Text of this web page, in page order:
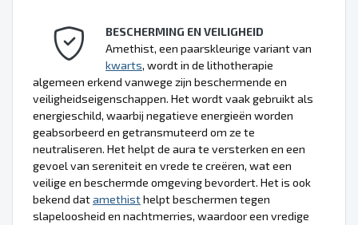
BESCHERMING EN VEILIGHEID
Amethist, een paarskleurige variant van
kwarts, wordt in de lithotherapie
algemeen erkend vanwege zijn beschermende en
veiligheidseigenschappen. Het wordt vaak gebruikt als
energieschild, waarbij negatieve energieën worden
geabsorbeerd en getransmuteerd om ze te
neutraliseren. Het helpt de aura te versterken en een
gevoel van sereniteit en vrede te creëren, wat een
veilige en beschermde omgeving bevordert. Het is ook
bekend datamethisthelpt beschermen tegen
slapeloosheid en nachtmerries, waardoor een vredige